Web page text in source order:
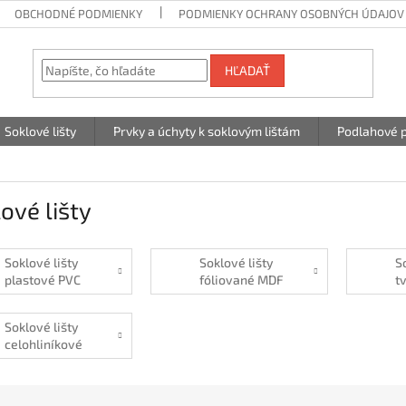
OBCHODNÉ PODMIENKY PODMIENKY OCHRANY OSOBNÝCH ÚDAJOV
HĽADAŤ
Soklové lišty Prvky a úchyty k soklovým lištám Podlahové
lišty
Soklové lišty
plastové PVC
Soklové lišty
fóliované MDF
nosič
Soklové lišty
celohliníkové